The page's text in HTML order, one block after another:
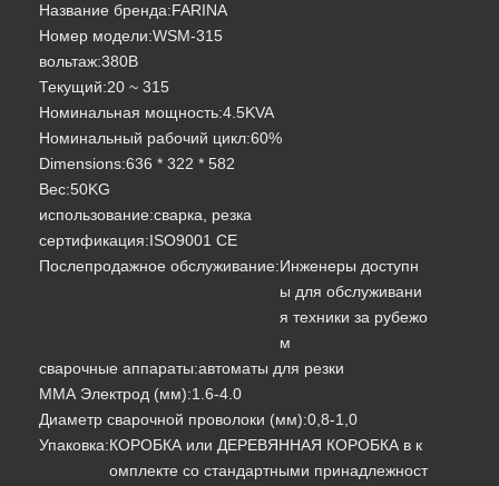
IGBT MIG / MMA - 500A
Название бренда:FARINA
Номер модели:WSM-315
вольтаж:380В
Текущий:20 ~ 315
Номинальная мощность:4.5KVA
Номинальный рабочий цикл:60%
Dimensions:636 * 322 * 582
Вес:50KG
использование:сварка, резка
сертификация:ISO9001 CE
Послепродажное обслуживание:Инженеры доступн
ы для обслуживани
я техники за рубежо
м
сварочные аппараты:автоматы для резки
ММА Электрод (мм):1.6-4.0
Диаметр сварочной проволоки (мм):0,8-1,0
Упаковка:КОРОБКА или ДЕРЕВЯННАЯ КОРОБКА в к
омплекте со стандартными принадлежност